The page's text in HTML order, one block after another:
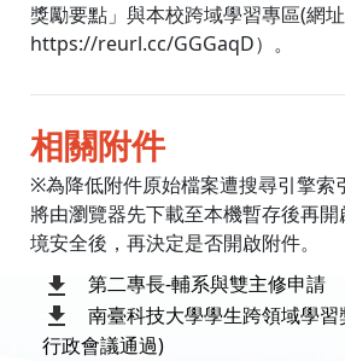
獎勵要點」與本校跨域學習專區(網址
https://reurl.cc/GGGaqD）。
相關附件
※為降低附件原始檔案遭搜尋引擎索
將由瀏覽器先下載至本機暫存後再
境安全後，再決定是否開啟附件。
第二專長-輔系與雙主修申請
南臺科技大學學生跨領域學
行政會議通過)